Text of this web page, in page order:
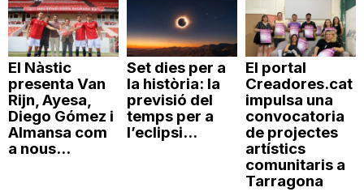
El Nàstic
presenta Van
Rijn, Ayesa,
Diego Gómez i
Almansa com
a nous...
Set dies per a
la història: la
previsió del
temps per a
l’eclipsi...
El portal
Creadores.cat
impulsa una
convocatoria
de projectes
artístics
comunitaris a
Tarragona